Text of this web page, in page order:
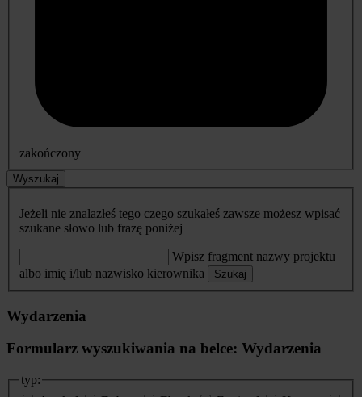
zakończony
Wyszukaj
Jeżeli nie znalazłeś tego czego szukałeś zawsze możesz wpisać
szukane słowo lub frazę poniżej
Wpisz fragment nazwy projektu
albo imię i/lub nazwisko kierownika
Szukaj
Wydarzenia
Formularz wyszukiwania na belce: Wydarzenia
typ: